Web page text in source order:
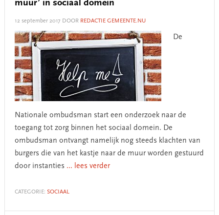
muur’ in sociaal domein
12 september 2017 DOOR REDACTIE GEMEENTE.NU
De
Nationale ombudsman start een onderzoek naar de
toegang tot zorg binnen het sociaal domein. De
ombudsman ontvangt namelijk nog steeds klachten van
burgers die van het kastje naar de muur worden gestuurd
door instanties ... lees verder
CATEGORIE: SOCIAAL